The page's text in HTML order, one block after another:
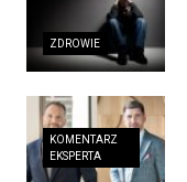
ZDROWIE
KOMENTARZ
EKSPERTA